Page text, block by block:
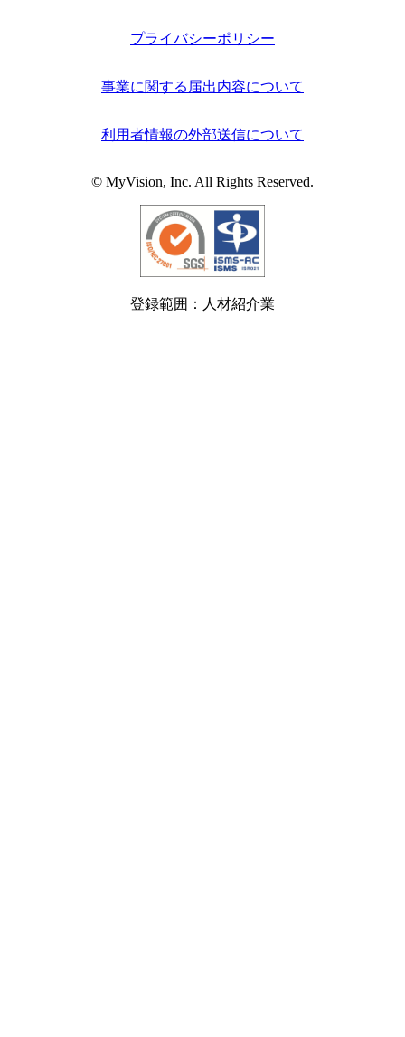
プライバシーポリシー
事業に関する届出内容について
利用者情報の外部送信について
© MyVision, Inc. All Rights Reserved.
登録範囲：人材紹介業